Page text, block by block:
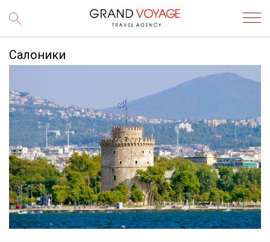
Салоники